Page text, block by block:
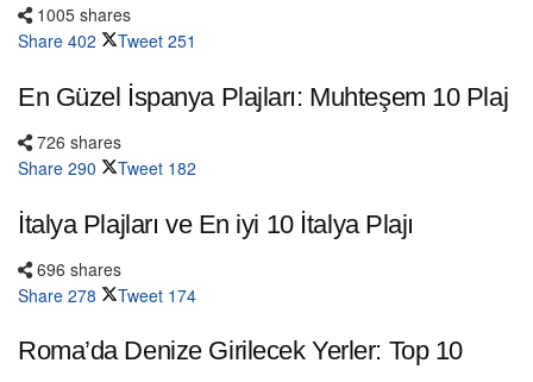
1005 shares
Share 402 Tweet 251
En Güzel İspanya Plajları: Muhteşem 10 Plaj
726 shares
Share 290 Tweet 182
İtalya Plajları ve En iyi 10 İtalya Plajı
696 shares
Share 278 Tweet 174
Roma’da Denize Girilecek Yerler: Top 10